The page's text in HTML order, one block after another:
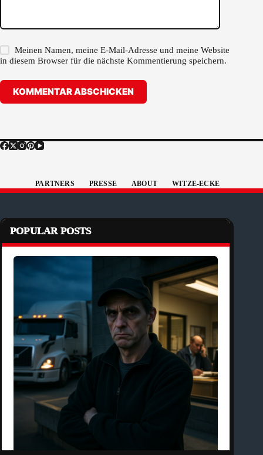
Meinen Namen, meine E-Mail-Adresse und meine Website
in diesem Browser für die nächste Kommentierung speichern.
KOMMENTAR ABSCHICKEN
PARTNERS PRESSE ABOUT WITZE-ECKE
POPULAR POSTS